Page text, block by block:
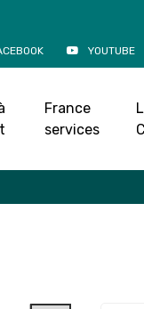
YOUTUBE
France
services